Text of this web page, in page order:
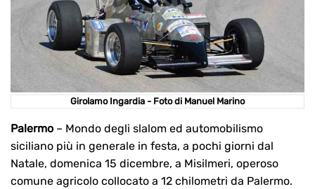
Girolamo Ingardia - Foto di Manuel Marino
Palermo – Mondo degli slalom ed automobilismo
siciliano più in generale in festa, a pochi giorni dal
Natale, domenica 15 dicembre, a Misilmeri, operoso
comune agricolo collocato a 12 chilometri da Palermo.